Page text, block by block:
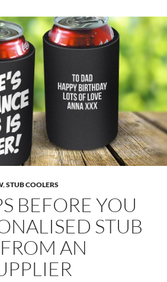
,STUB COOLERS
BEFORE YOU
STUB
AN